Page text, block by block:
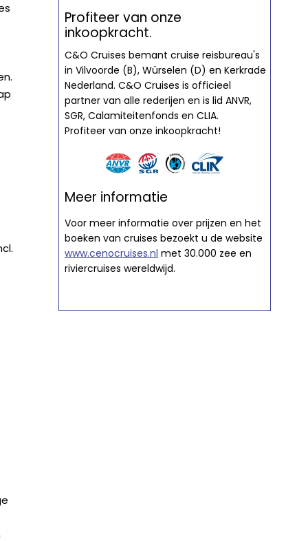
Profiteer van onze
inkoopkracht.
C&O Cruises bemant cruise reisbureau's
in Vilvoorde (B), Würselen (D) en Kerkrade
Nederland. C&O Cruises is officieel
partner van alle rederijen en is lid ANVR,
SGR, Calamiteitenfonds en CLIA.
Profiteer van onze inkoopkracht!
Meer informatie
Voor meer informatie over prijzen en het
boeken van cruises bezoekt u de website
www.cenocruises.nl met 30.000 zee en
riviercruises wereldwijd.